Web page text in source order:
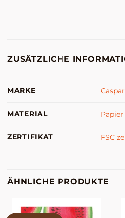
ZUSÄTZLICHE
MARKE
MATERIAL
ZERTIFIKAT FSC
ÄHNLICHE PRODUKTE